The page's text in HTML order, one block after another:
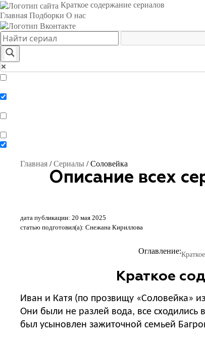
Краткое содержание сериалов
Главная Подборки О нас
Главная /Сериалы /Соловейка
Описание всех
дата публикации: 20 мая 2025
статью подготовил(а): Снежана Кириллова
Оглавление:
Краткое
Иван и Катя (по прозвищу «Соловейка»
Они были не разлей вода, все сходились
был усыновлен зажиточной семьей